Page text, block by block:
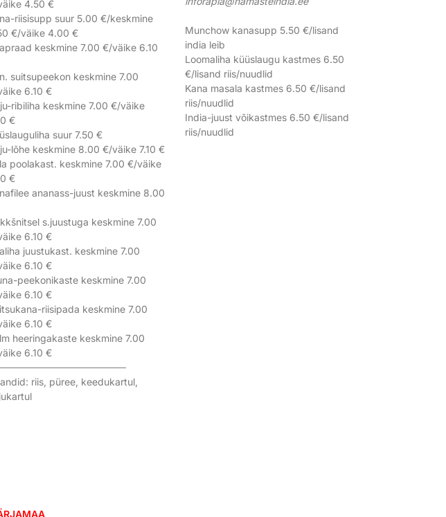
4.50 €
riisisupp suur 5.00 €/keskmine
€/väike 4.00 €
keskmine 7.00 €/väike 6.10
suitsupeekon keskmine 7.00
6.10 €
ribiliha keskmine 7.00 €/väike
€
suur 7.50 €
lõhe keskmine 8.00 €/väike 7.10 €
poolakast. keskmine 7.00 €/väike
€
ananass-juust keskmine 8.00
s.juustuga keskmine 7.00
6.10 €
juustukast. keskmine 7.00
6.10 €
peekonikaste keskmine 7.00
6.10 €
riisipada keskmine 7.00
6.10 €
heeringakaste keskmine 7.00
6.10 €
riis, püree, keedukartul,
Munchow kanasupp 5.50 €/lisand
india leib
Loomaliha küüslaugu kastmes 6.50
€/lisand riis/nuudlid
Kana masala kastmes 6.50 €/lisand
riis/nuudlid
India-juust võikastmes 6.50 €/lisand
riis/nuudlid